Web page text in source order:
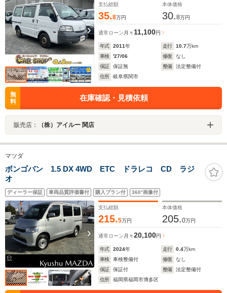
支払総額
35.8万円
本体価格
30.8万円
通常ローン 月々 11,100円
年式 2011年 走行 10.7万km
車検
'27/06 修復
なし
保証
保証無 整備
法定整備付
住所
岐阜県関市
無
料
在庫確認・見積依頼
販売店： （株）アイルー 関店
マツダ
ボンゴバン 1.5 DX 4WD ETC ドラレコ CD ラジ
オ
ディーラー保証 車両品質評価書付 購入プラン付 360°画像付
支払総額
215.5万円
本体価格
205.0万円
通常ローン 月々20,100円
年式 2024年 走行 0.4万km
車検
車検整備付 修復
なし
保証
保証付 整備
法定整備付
住所
福岡県福岡市博多区